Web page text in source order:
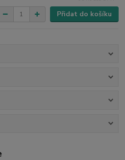
Přidat do košíku